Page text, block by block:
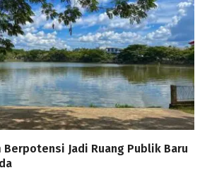
Jadi Ruang Publik Baru